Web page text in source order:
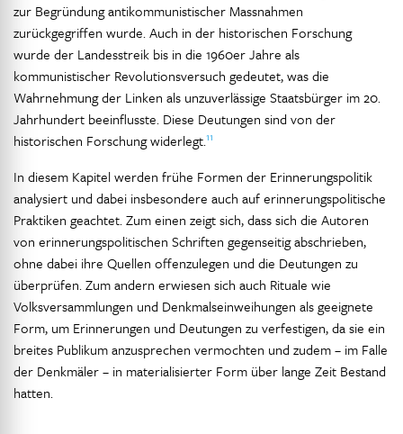
zur Begründung antikommunistischer Massnahmen
zurückgegriffen wurde. Auch in der historischen Forschung
wurde der Landesstreik bis in die 1960er Jahre als
kommunistischer Revolutionsversuch gedeutet, was die
Wahrnehmung der Linken als unzuverlässige Staatsbürger im 20.
Jahrhundert beeinflusste. Diese Deutungen sind von der
historischen Forschung widerlegt.11
In diesem Kapitel werden frühe Formen der Erinnerungspolitik
analysiert und dabei insbesondere auch auf erinnerungspolitische
Praktiken geachtet. Zum einen zeigt sich, dass sich die Autoren
von erinnerungspolitischen Schriften gegenseitig abschrieben,
ohne dabei ihre Quellen offenzulegen und die Deutungen zu
überprüfen. Zum andern erwiesen sich auch Rituale wie
Volksversammlungen und Denkmalseinweihungen als geeignete
Form, um Erinnerungen und Deutungen zu verfestigen, da sie ein
breites Publikum anzusprechen vermochten und zudem – im Falle
der Denkmäler – in materialisierter Form über lange Zeit Bestand
hatten.